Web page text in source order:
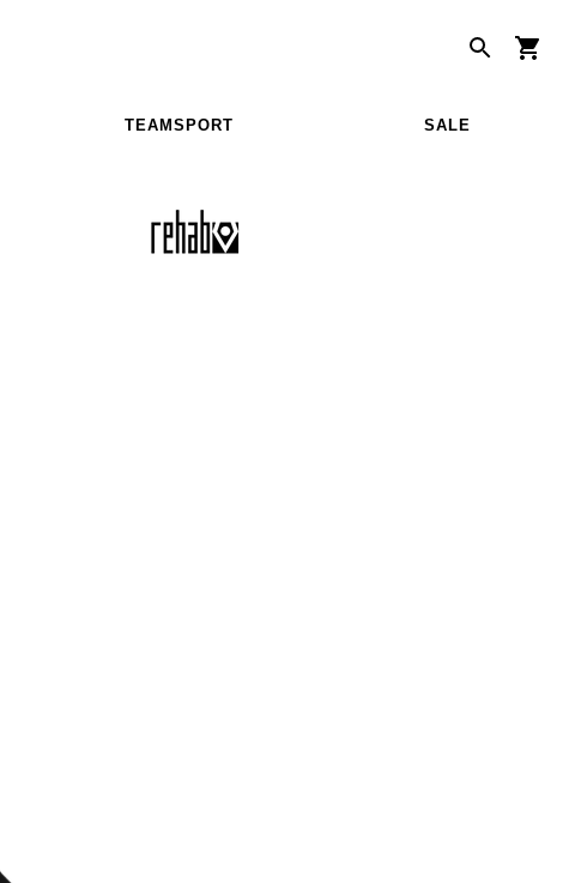
TEAMSPORT SALE